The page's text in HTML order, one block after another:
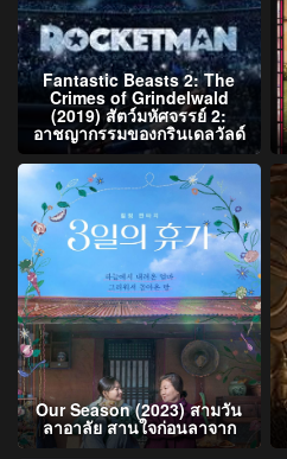
Fantastic Beasts 2: The
Crimes of Grindelwald
(2019) สัตว์มหัศจรรย์ 2:
อาชญากรรมของกรินเดลวัลด์
Our Season (2023) สามวัน
ลาอาลัย สานใจก่อนลาจาก